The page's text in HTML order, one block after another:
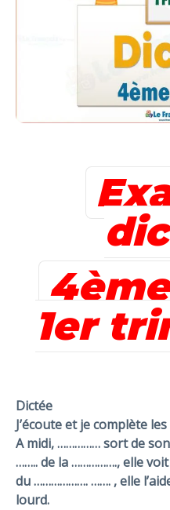
1er
Dictée
J’écoute et je complète
A midi, …………… sort de
…….. de la ……………., elle
du ………………. ……. , elle
lourd.